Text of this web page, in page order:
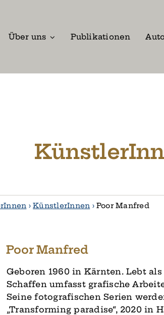
Über uns Publikationen
›KünstlerInnen › Poor Manfred
Poor Manfred
Geboren 1960 in Kärnten. Lebt
Schaffen umfasst grafische
Seine fotografischen Serien
„Transforming paradise“, 2020 in